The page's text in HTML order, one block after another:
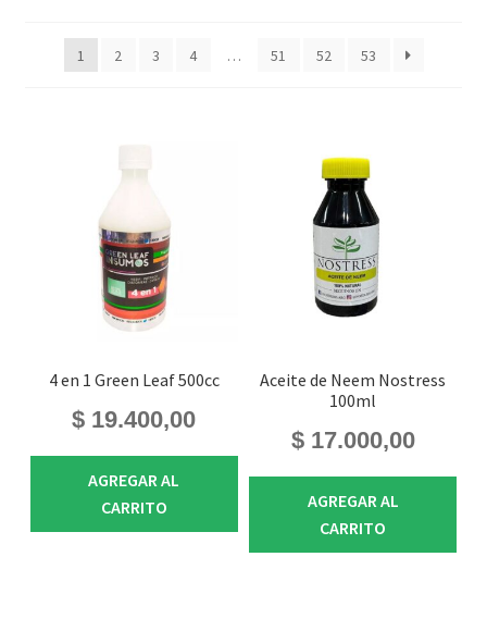
1 2 3 4 … 51 52 53
4 en 1 Green Leaf 500cc
$ 19.400,00
AGREGAR AL
CARRITO
Aceite de Neem Nostress
100ml
$17.000,00
AGREGAR AL
CARRITO